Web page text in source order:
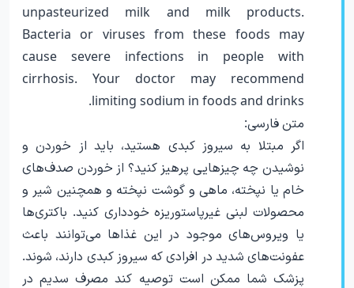
unpasteurized milk and milk products.
Bacteria or viruses from these foods may
cause severe infections in people with
cirrhosis. Your doctor may recommend
limiting sodium in foods and drinks.
متن فارسی:
اگر مبتلا به سیروز کبدی هستید، باید از خوردن و
نوشیدن چه چیزهایی پرهیز کنید؟ از خوردن صدف‌های
خام یا نپخته، ماهی و گوشت نپخته و همچنین شیر و
محصولات لبنی غیرپاستوریزه خودداری کنید. باکتری‌ها
یا ویروس‌های موجود در این غذاها می‌توانند باعث
عفونت‌های شدید در افرادی که سیروز کبدی دارند، شوند.
پزشک شما ممکن است توصیه کند مصرف سدیم در